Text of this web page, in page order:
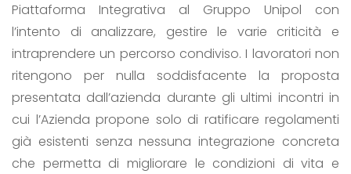
Piattaforma Integrativa al Gruppo Unipol con
l’intento di analizzare, gestire le varie criticità e
intraprendere un percorso condiviso. I lavoratori non
ritengono per nulla soddisfacente la proposta
presentata dall’azienda durante gli ultimi incontri in
cui l’Azienda propone solo di ratificare regolamenti
già esistenti senza nessuna integrazione concreta
che permetta di migliorare le condizioni di vita e